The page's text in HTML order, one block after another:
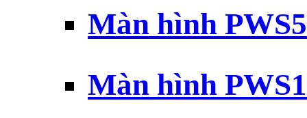
Màn hình
Màn hình